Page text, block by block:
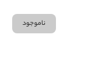
ناموجود